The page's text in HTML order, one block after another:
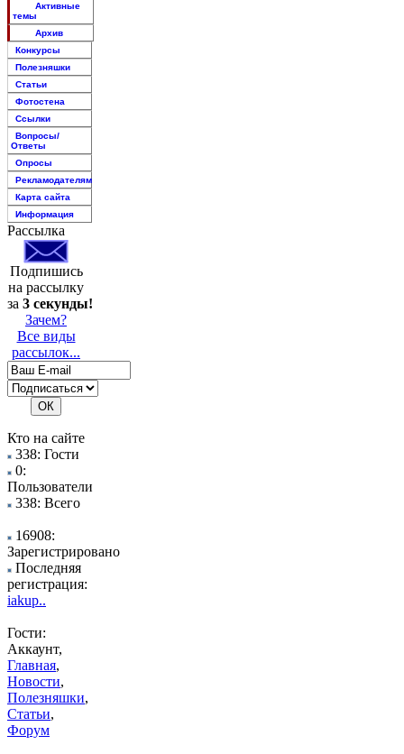
Активные
темы
Архив
Конкурсы
Полезняшки
Статьи
Фотостена
Ссылки
Вопросы/
Ответы
Опросы
Рекламодателям
Карта сайта
Информация
Рассылка
Подпишись
на рассылку
за 3 секунды!
Зачем?
Все виды
рассылок...
Кто на сайте
338: Гости
0:
Пользователи
338: Всего
16908:
Зарегистрировано
Последняя
регистрация:
iakup..
Гости:
Аккаунт,
Главная,
Новости,
Полезняшки,
Статьи,
Форум